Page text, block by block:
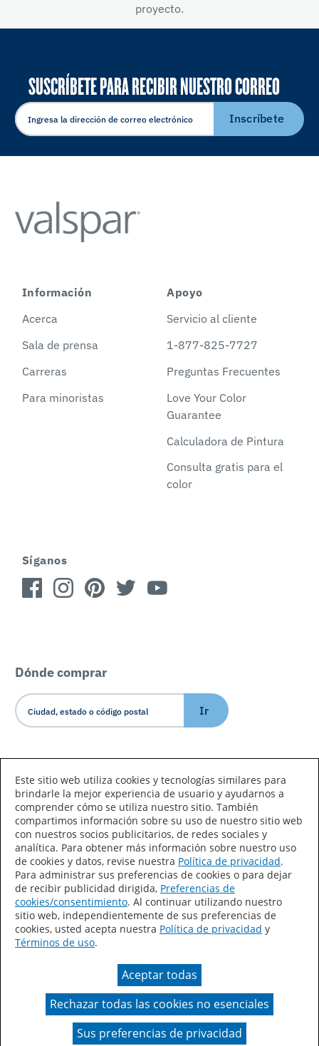
proyecto.
SUSCRÍBETE PARA RECIBIR NUESTRO CORREO
ELECTRÓNICO
Inscríbete
Información
Acerca
Sala de prensa
Carreras
Para minoristas
Apoyo
Servicio al cliente
1-877-825-7727
Preguntas Frecuentes
Love Your Color
Guarantee
Calculadora de Pintura
Consulta gratis para el
color
Síganos
Dónde comprar
Ir
Declaración de accesibilidad
Mapa del sitio
Términos de uso
Privacidad
Sus preferencias de privacidad
Ley de Cadenas de Suministro de California
Un color real puede variar en comparación con la
presentación en pantalla.
Este sitio web utiliza cookies y tecnologías similares para
brindarle la mejor experiencia de usuario y ayudarnos a
comprender cómo se utiliza nuestro sitio. También
compartimos información sobre su uso de nuestro sitio web
con nuestros socios publicitarios, de redes sociales y
analítica. Para obtener más información sobre nuestro uso
de cookies y datos, revise nuestra Política de privacidad.
Para administrar sus preferencias de cookies o para dejar
de recibir publicidad dirigida, Preferencias de
cookies/consentimiento. Al continuar utilizando nuestro
sitio web, independientemente de sus preferencias de
cookies, usted acepta nuestra Política de privacidad y
Términos de uso.
Aceptar todas
Rechazar todas las cookies no esenciales
Sus preferencias de privacidad